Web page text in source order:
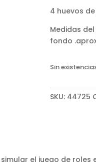
4 huevos
Medidas
fondo
Sin
SKU: 44725
el juego de